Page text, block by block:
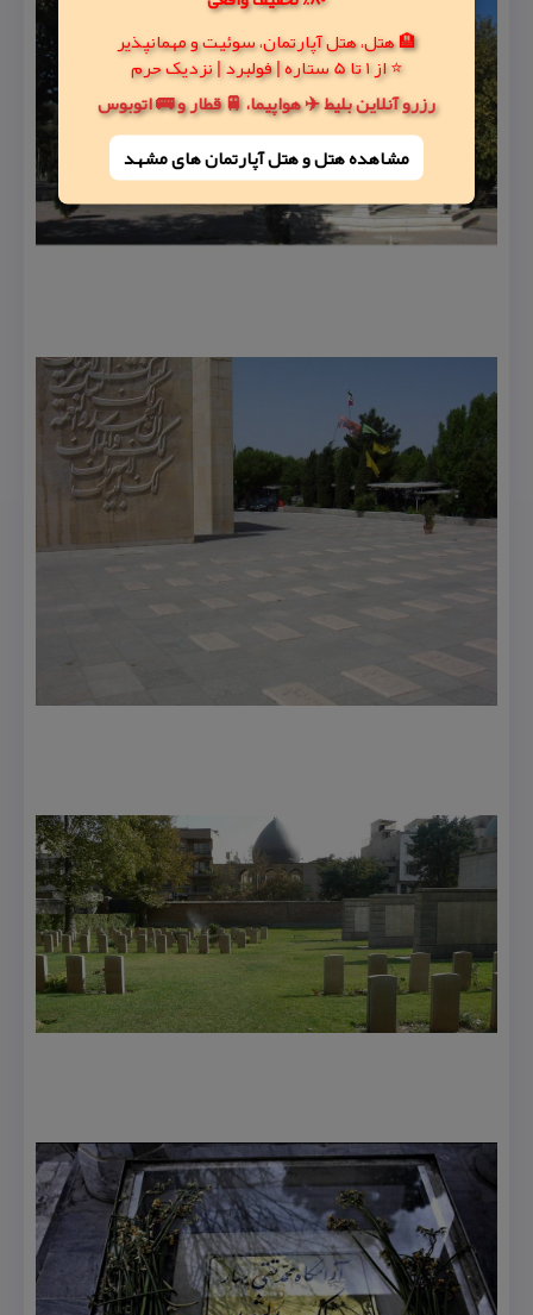
🏨 هتل، هتل آپارتمان، سوئیت و مهمانپذیر
⭐ از 1 تا 5 ستاره | فولبرد | نزدیک حرم
رزرو آنلاین بلیط ✈️ هواپیما، 🚆 قطار و 🚌 اتوبوس
مشاهده هتل و هتل‌ آپارتمان های مشهد